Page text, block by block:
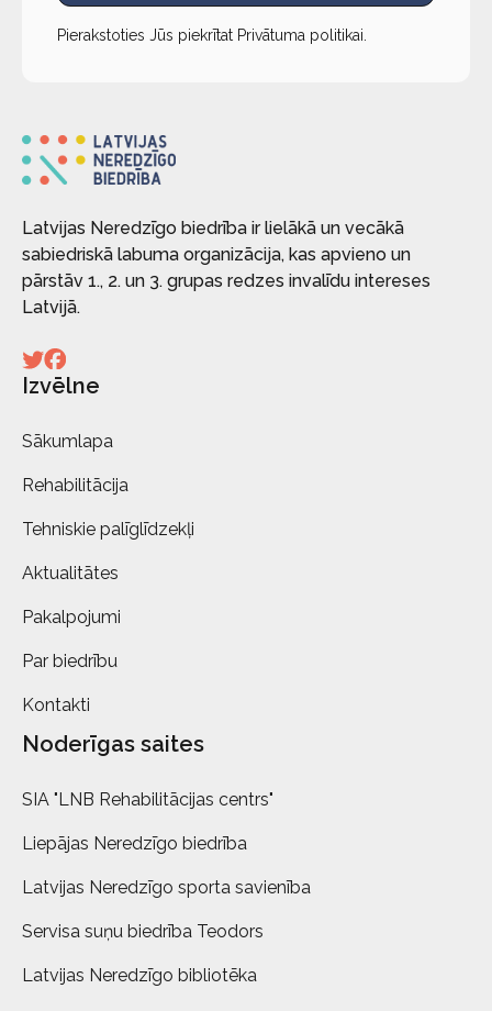
Pierakstoties Jūs piekrītat Privātuma politikai
Latvijas Neredzīgo biedrība ir lielākā un vecākā
sabiedriskā labuma organizācija, kas apvieno un
pārstāv 1., 2. un 3. grupas redzes invalīdu intereses
Latvijā.
Izvēlne
Sākumlapa
Rehabilitācija
Tehniskie palīglīdzekļi
Aktualitātes
Pakalpojumi
Par biedrību
Kontakti
Noderīgas saites
SIA "LNB Rehabilitācijas centrs"
Liepājas Neredzīgo biedrība
Latvijas Neredzīgo sporta savienība
Servisa suņu biedrība Teodors
Latvijas Neredzīgo bibliotēka